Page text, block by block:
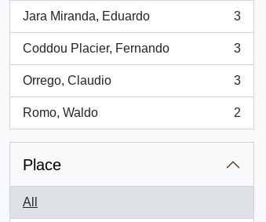
Jara Miranda, Eduardo
, 3 results
3
Coddou Placier, Fernando
, 3 results
3
Orrego, Claudio
, 3 results
3
Romo, Waldo
, 2 results
2
Place
All